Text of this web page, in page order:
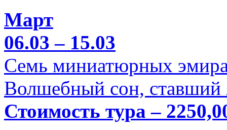
Март
06.03 – 15.03
Семь миниатюрных
Волшебный сон, ставший
Стоимость тура –